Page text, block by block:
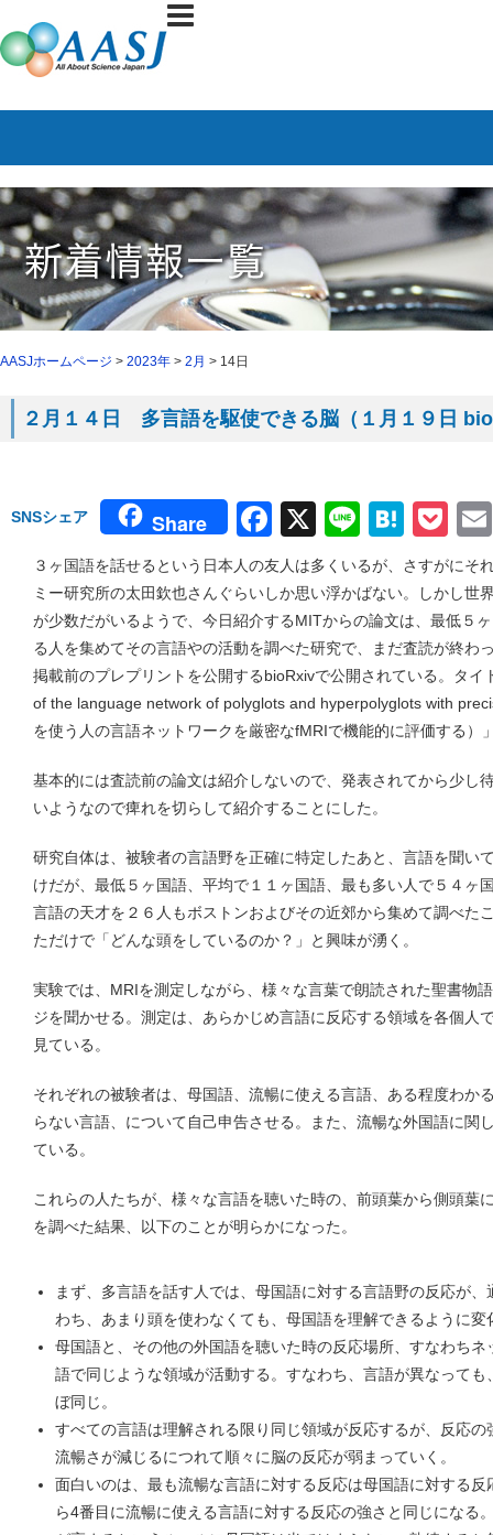
AASJホームページ > 2023年 > 2月 > 14日
２月１４日 多言語を駆使できる脳（１月１９日
SNSシェア Share Facebook
X Line
３ヶ国語を話せるという日本人の友人は多くいるが、さすがにそ
ミー研究所の太田欽也さんぐらいしか思い浮かばない。しかし世
が少数だがいるようで、今日紹介するMITからの論文は、最低５
る人を集めてその言語やの活動を調べた研究で、まだ査読が終わ
掲載前のプレプリントを公開するbioRxivで公開されている。タ
of the language network of polyglots and hyperpolyglots with
を使う人の言語ネットワークを厳密なfMRIで機能的に評価する）
基本的には査読前の論文は紹介しないので、発表されてから少し
いようなので痺れを切らして紹介することにした。
研究自体は、被験者の言語野を正確に特定したあと、言語を聞い
けだが、最低５ヶ国語、平均で１１ヶ国語、最も多い人で５４ヶ
言語の天才を２６人もボストンおよびその近郊から集めて調べた
ただけで「どんな頭をしているのか？」と興味が湧く。
実験では、MRIを測定しながら、様々な言葉で朗読された聖書物
ジを聞かせる。測定は、あらかじめ言語に反応する領域を各個人
見ている。
それぞれの被験者は、母国語、流暢に使える言語、ある程度わか
らない言語、について自己申告させる。また、流暢な外国語に関
ている。
これらの人たちが、様々な言語を聴いた時の、前頭葉から側頭葉
を調べた結果、以下のことが明らかになった。
まず、多言語を話す人では、母国語に対する言語野の反応が
わち、あまり頭を使わなくても、母国語を理解できるように変
母国語と、その他の外国語を聴いた時の反応場所、すなわち
語で同じような領域が活動する。すなわち、言語が異なって
ぼ同じ。
すべての言語は理解される限り同じ領域が反応するが、反応
流暢さが減じるにつれて順々に脳の反応が弱まっていく。
面白いのは、最も流暢な言語に対する反応は母国語に対する
ら4番目に流暢に使える言語に対する反応の強さと同じになる